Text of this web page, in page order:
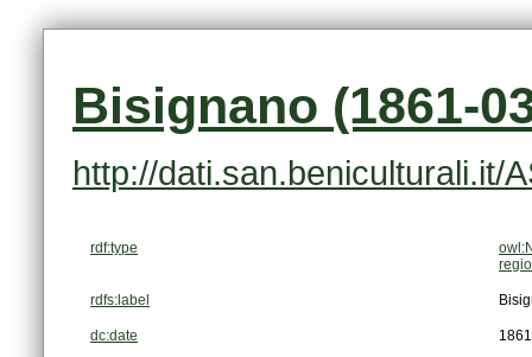
Bisignano (1861-
http://dati.san.beniculturali.it/
rdf:type
rdfs:label
dc:date